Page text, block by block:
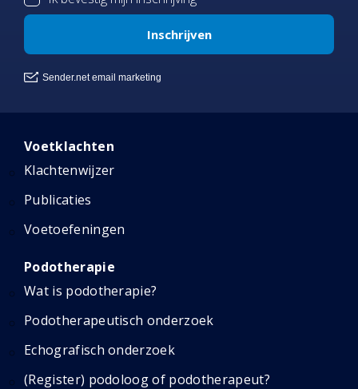
Voetklachten
Klachtenwijzer
Publicaties
Voetoefeningen
Podotherapie
Wat is podotherapie?
Podotherapeutisch onderzoek
Echografisch onderzoek
(Register) podoloog of podotherapeut?